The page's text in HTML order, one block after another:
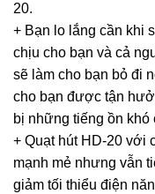
20.
+ Bạn lo lắng cần khi
chịu cho bạn và cả
sẽ làm cho bạn bỏ đi
cho bạn được tận
bị những tiếng ồn khó
+ Quạt hút HD-20 với
mạnh mẻ nhưng vẫn
giảm tối thiểu điện